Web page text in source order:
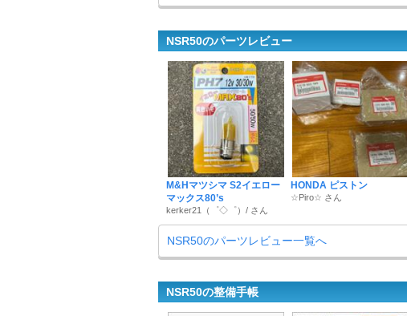
NSR50のパーツレビュー
M&Hマツシマ S2イエロー
マックス80’s
kerker21（゜◇゜）/ さん
HONDA ピストン
☆Piro☆ さん
NSR50のパーツレビュー一覧へ
NSR50の整備手帳